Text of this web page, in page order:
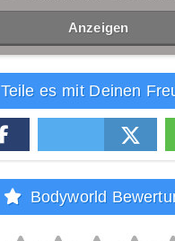
Anzeigen
Teile es mit Deinen
Bodyworld